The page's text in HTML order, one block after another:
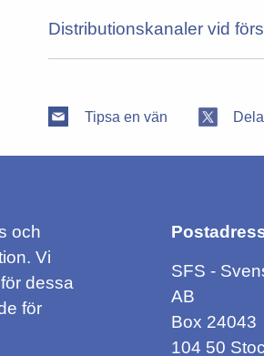
Distributionskanaler vid
Tipsa en vän
och
Vi
dessa
för
SFS -
AB
Box 24043
104 50